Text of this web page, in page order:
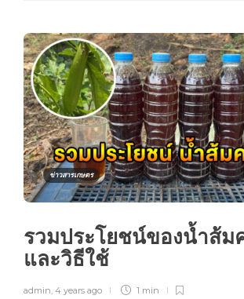
ข่าวสารเกษตร
รวมประโยชน์ของน้ำส้ม
และวิธีใช้
admin, 4 years ago 1 min